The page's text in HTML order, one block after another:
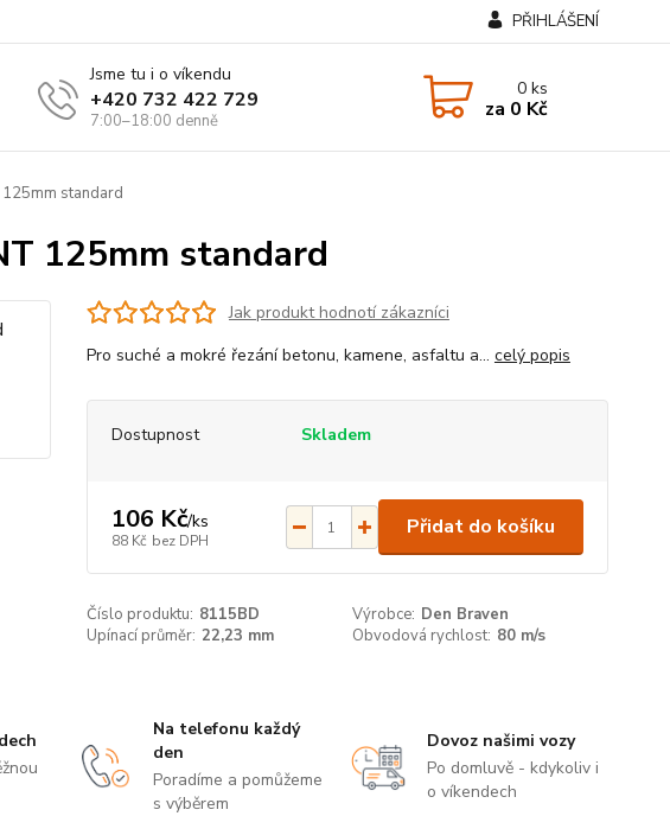
PŘIHLÁŠENÍ
Jsme tu i o víkendu
+420 732 422 729
7:00–18:00 denně
0ks
za 0 Kč
standard
125mm standard
Jak produkt hodnotí zákazníci
Pro suché a mokré řezání betonu, kamene, asfaltu a... celý popis
Dostupnost Skladem
106 Kč/ks
88 Kč bez DPH
Přidat do košíku
Číslo produktu: 8115BD Výrobce: Den Braven
Upínací průměr: 22,23 mm Obvodová rychlost: 80 m/s
Na telefonu každý
den
Poradíme a pomůžeme
s výběrem
Dovoz našimi vozy
Po domluvě - kdykoliv i
o víkendech